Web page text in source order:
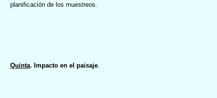
planificación de los muestreos.
Quinta. Impacto en el paisaje